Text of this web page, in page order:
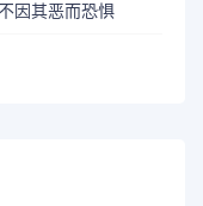
因其恶而恐惧